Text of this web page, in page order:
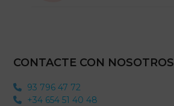
CONTACTE CON NOSOTROS
93 796 47 72
+34 654 51 40 48